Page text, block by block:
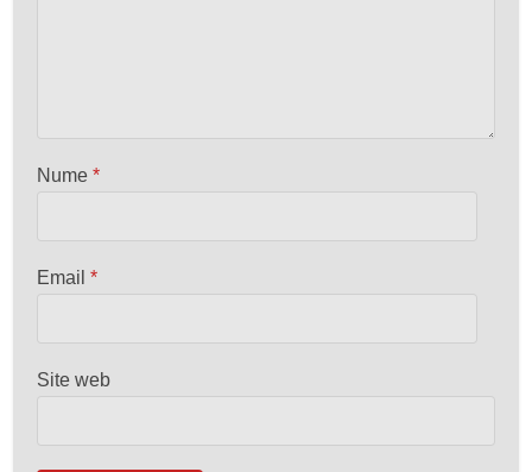
Nume*
Email*
Site web